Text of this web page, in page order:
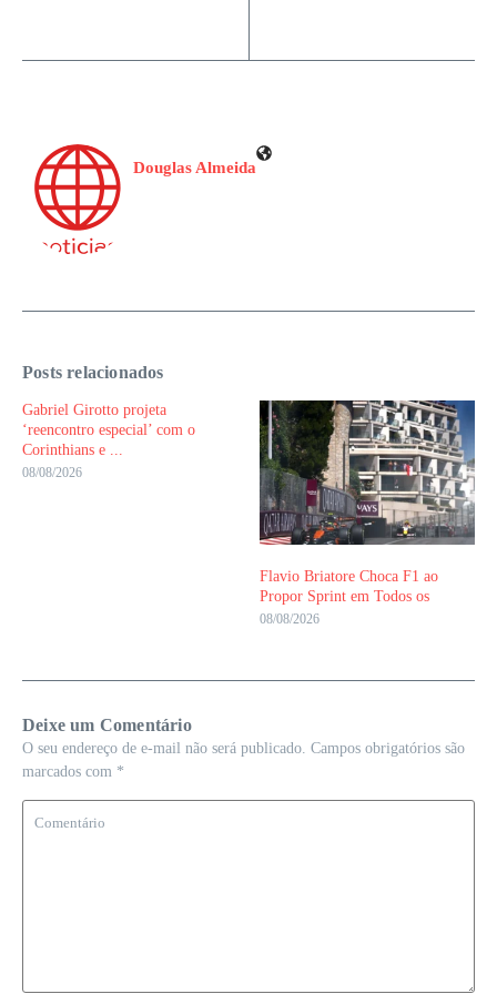
Douglas Almeida
Posts relacionados
Gabriel Girotto projeta
‘reencontro especial’ com o
Corinthians e ...
08/08/2026
Flavio Briatore Choca F1 ao
Propor Sprint em Todos os
08/08/2026
Deixe um Comentário
O seu endereço de e-mail não será publicado. Campos obrigatórios são
marcados com *